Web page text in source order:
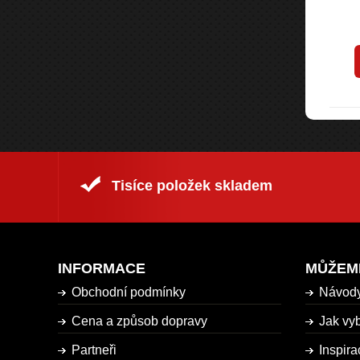
Tisíce položek skladem
INFORMACE
Obchodní podmínky
Cena a způsob dopravy
Partneři
Jak